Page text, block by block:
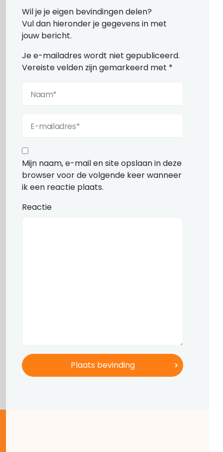
Wil je je eigen bevindingen delen?
Vul dan hieronder je gegevens in met
jouw bericht.
Je e-mailadres wordt niet gepubliceerd.
Vereiste velden zijn gemarkeerd met *
Mijn naam, e-mail en site opslaan in deze
browser voor de volgende keer wanneer
ik een reactie plaats.
Reactie